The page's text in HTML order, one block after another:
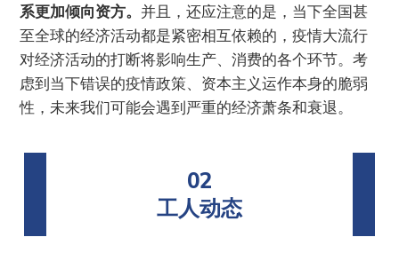
系更加倾向资方。 并且，还应注意的是，当下全国甚
至全球的经济活动都是紧密相互依赖的，疫情大流行
对经济活动的打断将影响生产、消费的各个环节。考
虑到当下错误的疫情政策、资本主义运作本身的脆弱
性，未来我们可能会遇到严重的经济萧条和衰退。
02
工人动态